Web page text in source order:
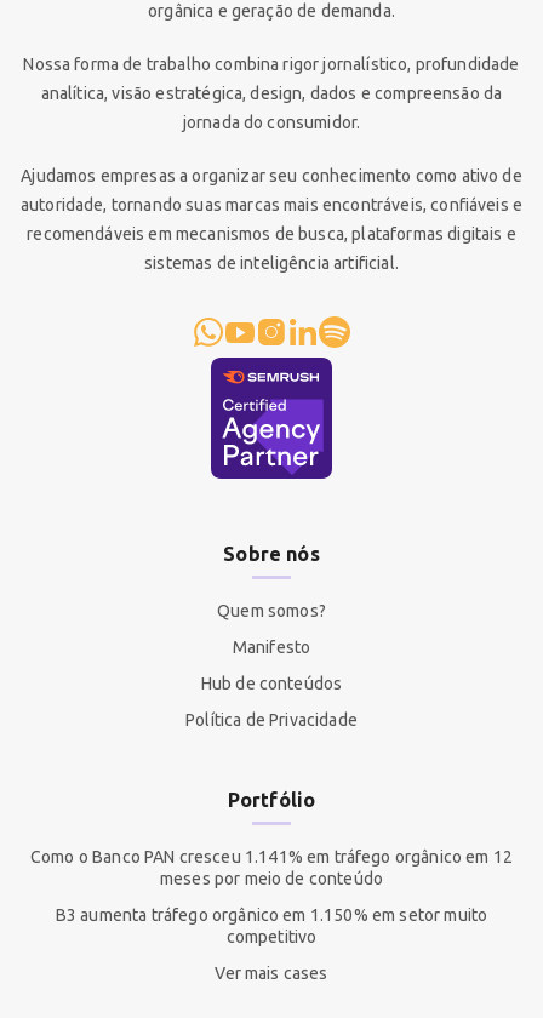
orgânica e geração de demanda.
Nossa forma de trabalho combina rigor jornalístico, profundidade
analítica, visão estratégica, design, dados e compreensão da
jornada do consumidor.
Ajudamos empresas a organizar seu conhecimento como ativo de
autoridade, tornando suas marcas mais encontráveis, confiáveis e
recomendáveis em mecanismos de busca, plataformas digitais e
sistemas de inteligência artificial.
Sobre nós
Quem somos?
Manifesto
Hub de conteúdos
Política de Privacidade
Portfólio
Como o Banco PAN cresceu 1.141% em tráfego orgânico em 12
meses por meio de conteúdo
B3 aumenta tráfego orgânico em 1.150% em setor muito
competitivo
Ver mais cases